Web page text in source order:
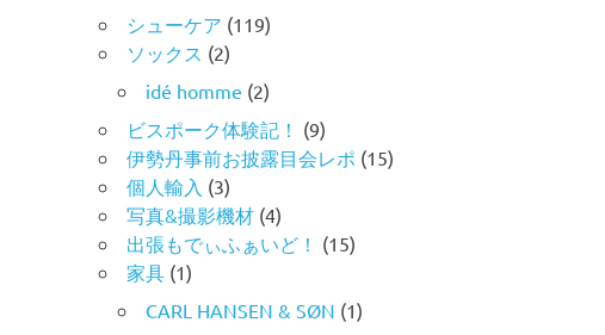
シューケア (119)
ソックス (2)
idé homme (2)
ビスポーク体験記！ (9)
伊勢丹事前お披露目会レポ (15)
個人輸入 (3)
写真&撮影機材 (4)
出張もでぃふぁいど！ (15)
家具 (1)
CARL HANSEN & SØN (1)